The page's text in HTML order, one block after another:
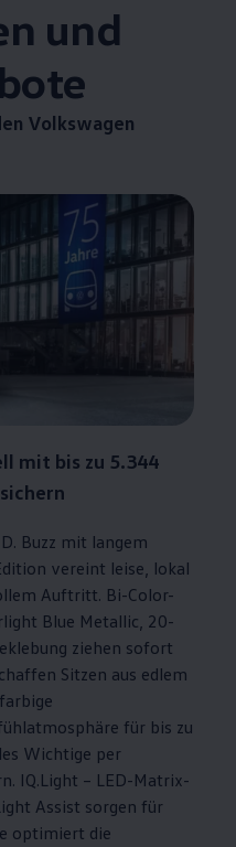
und
Volkswagen
mit bis zu 5.344
Buzz mit langem
vereint leise, lokal
Auftritt. Bi-Color-
Blue Metallic, 20-
ziehen sofort
Sitzen aus edlem
für bis zu
Wichtige per
IQ.Light – LED-Matrix-
Assist sorgen für
optimiert die